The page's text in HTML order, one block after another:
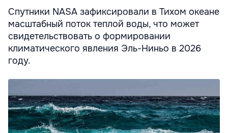
Спутники NASA зафиксировали в Тихом океане
масштабный поток теплой воды, что может
свидетельствовать о формировании
климатического явления Эль-Ниньо в 2026
году.